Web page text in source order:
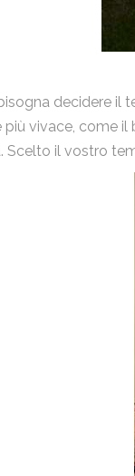
decidere il
vivace, come il
Scelto il vostro